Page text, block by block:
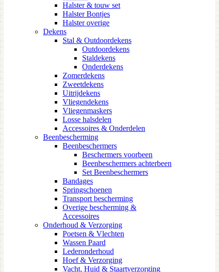
Halster & touw set
Halster Bontjes
Halster overige
Dekens
Stal & Outdoordekens
Outdoordekens
Staldekens
Onderdekens
Zomerdekens
Zweetdekens
Uitrijdekens
Vliegendekens
Vliegenmaskers
Losse halsdelen
Accessoires & Onderdelen
Beenbescherming
Beenbeschermers
Beschermers voorbeen
Beenbeschermers achterbeen
Set Beenbeschermers
Bandages
Springschoenen
Transport bescherming
Overige bescherming &
Accessoires
Onderhoud & Verzorging
Poetsen & Vlechten
Wassen Paard
Lederonderhoud
Hoef & Verzorging
Vacht, Huid & Staartverzorging